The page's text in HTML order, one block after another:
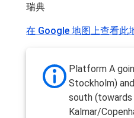
瑞典
在 Google 地图上查看此
Platform A
Stockholm)
south (towards
Kalmar/